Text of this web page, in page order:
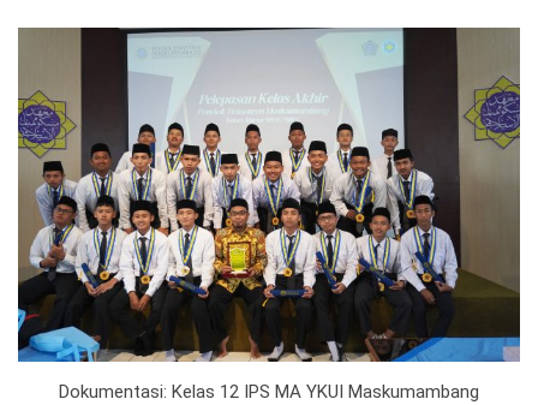
Dokumentasi: Kelas 12 IPS MA YKUI Maskumambang